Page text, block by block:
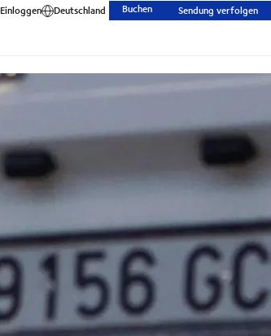
Einloggen Deutschland Buchen Sendung verfolgen